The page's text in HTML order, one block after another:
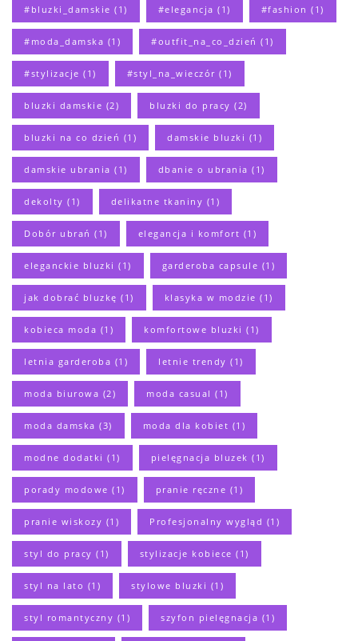
#bluzki_damskie (1) #elegancja (1) #fashion (1)
#moda_damska (1) #outfit_na_co_dzień (1)
#stylizacje (1) #styl_na_wieczór (1)
bluzki damskie (2) bluzki do pracy (2)
bluzki na co dzień (1) damskie bluzki (1)
damskie ubrania (1) dbanie o ubrania (1)
dekolty (1) delikatne tkaniny (1)
Dobór ubrań (1) elegancja i komfort (1)
eleganckie bluzki (1) garderoba capsule (1)
jak dobrać bluzkę (1) klasyka w modzie (1)
kobieca moda (1) komfortowe bluzki (1)
letnia garderoba (1) letnie trendy (1)
moda biurowa (2) moda casual (1)
moda damska (3) moda dla kobiet (1)
modne dodatki (1) pielęgnacja bluzek (1)
porady modowe (1) pranie ręczne (1)
pranie wiskozy (1) Profesjonalny wygląd (1)
styl do pracy (1) stylizacje kobiece (1)
styl na lato (1) stylowe bluzki (1)
styl romantyczny (1) szyfon pielęgnacja (1)